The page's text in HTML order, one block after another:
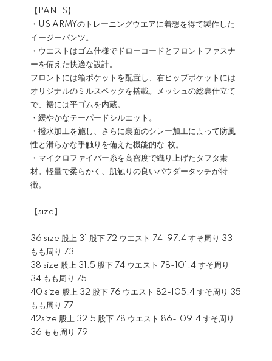
【PANTS】
・US ARMYのトレーニングウエアに着想を得て製作した
イージーパンツ。
・ウエストはゴム仕様でドローコードとフロントファスナ
ーを備えた快適な設計。
フロントには箱ポケットを配置し、右ヒップポケットには
オリジナルのミルスペックを搭載。メッシュの総裏仕立て
で、裾には平ゴムを内蔵。
・緩やかなテーパードシルエット。
・撥水加工を施し、さらに裏面のシレー加工によって防風
性と滑らかな手触りを備えた機能的な1枚。
・マイクロファイバー糸を高密度で織り上げたタフタ素
材。軽量で柔らかく、肌触りの良いパウダータッチが特
徴。
【size】
36 size 股上 31 股下 72 ウエスト 74-97.4 すそ周り 33
もも周り 73
38 size 股上 31.5 股下 74 ウエスト 78-101.4 すそ周り
34 もも周り 75
40 size 股上 32 股下 76 ウエスト 82-105.4 すそ周り 35
もも周り 77
42size 股上 32.5 股下 78 ウエスト 86-109.4 すそ周り
36 もも周り 79